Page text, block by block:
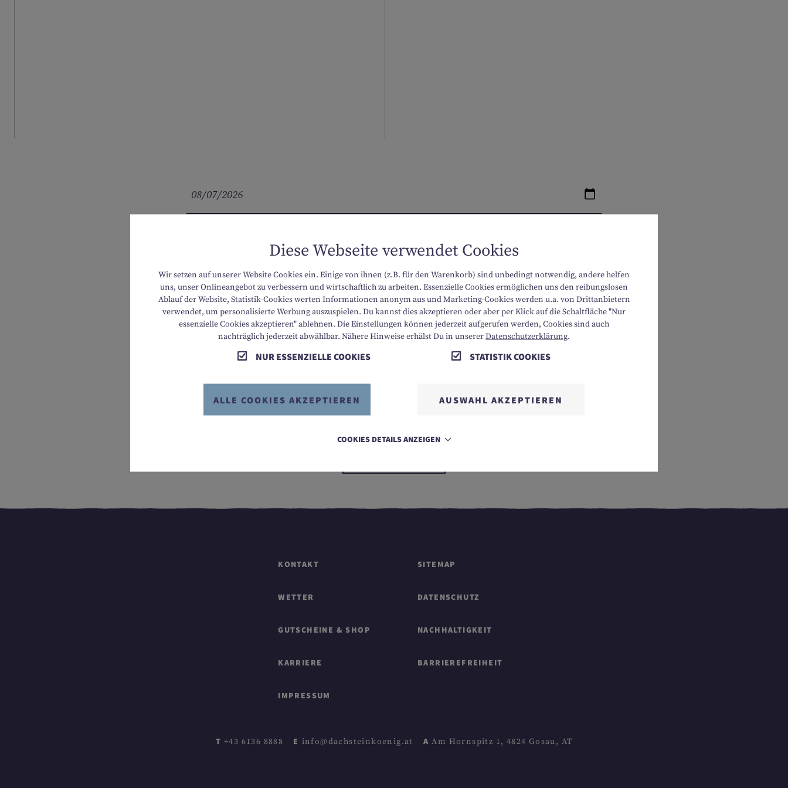
Hiermit erkläre ich mich mit den Stornorichtlinien einverstanden
KONTAKT
WETTER
GUTSCHEINE & SHOP
KARRIERE
IMPRESSUM
SITEMAP
DATENSCHUTZ
NACHHALTIGKEIT
BARRIEREFREIHEIT
T +43 6136 8888 E info@dachsteinkoenig.at A Am Hornspitz 1, 4824 Gosau, AT
Diese Webseite verwendet Cookies
Wir setzen auf unserer Website Cookies ein. Einige von ihnen (z.B. für den Warenkorb) sind unbedingt notwendig, andere helfen
uns, unser Onlineangebot zu verbessern und wirtschaftlich zu arbeiten. Essenzielle Cookies ermöglichen uns den reibungslosen
Ablauf der Website, Statistik-Cookies werten Informationen anonym aus und Marketing-Cookies werden u.a. von Drittanbietern
verwendet, um personalisierte Werbung auszuspielen. Du kannst dies akzeptieren oder aber per Klick auf die Schaltfläche "Nur
essenzielle Cookies akzeptieren" ablehnen. Die Einstellungen können jederzeit aufgerufen werden, Cookies sind auch
nachträglich jederzeit abwählbar. Nähere Hinweise erhälst Du in unsererDatenschutzerklärung.
NUR ESSENZIELLE COOKIES STATISTIK COOKIES
ALLE COOKIES AKZEPTIEREN AUSWAHL AKZEPTIEREN
COOKIES DETAILS ANZEIGEN